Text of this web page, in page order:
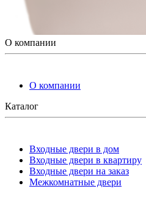
О компании
О компании
Каталог
Входные двери в дом
Входные двери в квартиру
Входные двери на заказ
Межкомнатные двери